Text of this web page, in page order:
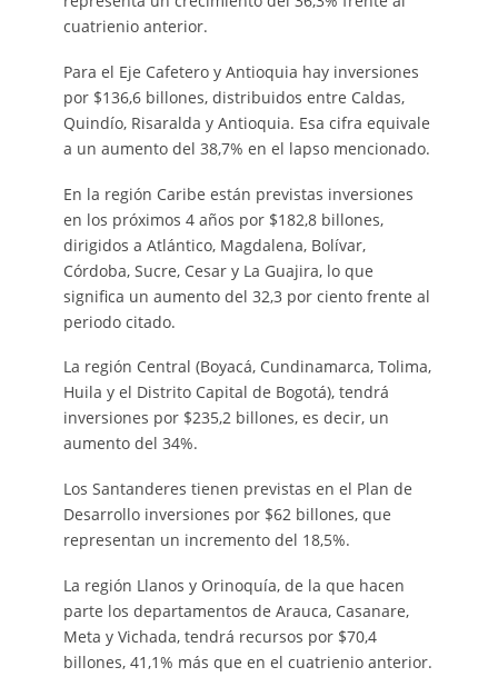
cuatrienio anterior.
Para el Eje Cafetero y Antioquia hay inversiones
por $136,6 billones, distribuidos entre Caldas,
Quindío, Risaralda y Antioquia. Esa cifra equivale
a un aumento del 38,7% en el lapso mencionado.
En la región Caribe están previstas inversiones
en los próximos 4 años por $182,8 billones,
dirigidos a Atlántico, Magdalena, Bolívar,
Córdoba, Sucre, Cesar y La Guajira, lo que
significa un aumento del 32,3 por ciento frente al
periodo citado.
La región Central (Boyacá, Cundinamarca, Tolima,
Huila y el Distrito Capital de Bogotá), tendrá
inversiones por $235,2 billones, es decir, un
aumento del 34%.
Los Santanderes tienen previstas en el Plan de
Desarrollo inversiones por $62 billones, que
representan un incremento del 18,5%.
La región Llanos y Orinoquía, de la que hacen
parte los departamentos de Arauca, Casanare,
Meta y Vichada, tendrá recursos por $70,4
billones, 41,1% más que en el cuatrienio anterior.